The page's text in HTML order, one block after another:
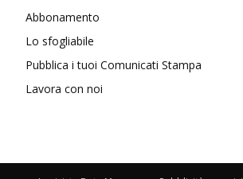
Abbonamento
Lo sfogliabile
Pubblica i tuoi Comunicati Stampa
Lavora con noi